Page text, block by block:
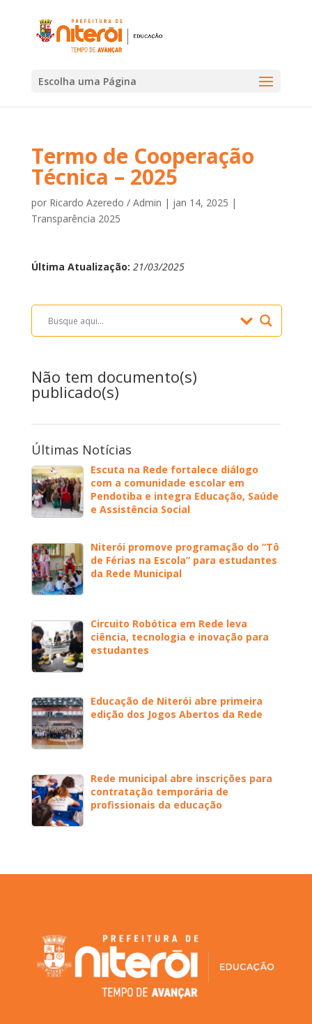
Escolha uma Página
Termo de Cooperação
Técnica – 2025
por Ricardo Azeredo / Admin | jan 14, 2025 |
Transparência 2025
Última Atualização: 21/03/2025
Não tem documento(s)
publicado(s)
Últimas Notícias
Escuta na Rede fortalece diálogo
com a comunidade escolar em
Pendotiba e integra Educação, Saúde
e Assistência Social
Niterói promove programação do “Tô
de Férias na Escola” para estudantes
da Rede Municipal
Circuito Robótica em Rede leva
ciência, tecnologia e inovação para
estudantes
Educação de Niterói abre primeira
edição dos Jogos Abertos da Rede
Rede municipal abre inscrições para
contratação temporária de
profissionais da educação